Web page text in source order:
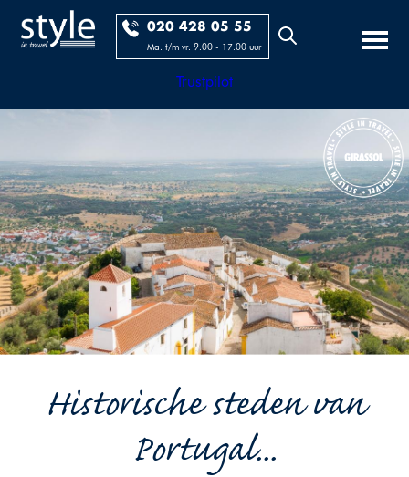
020 428 05 55
Ma. t/m vr. 9.00 - 17.00 uur
Trustpilot
Historische steden van
Portugal...